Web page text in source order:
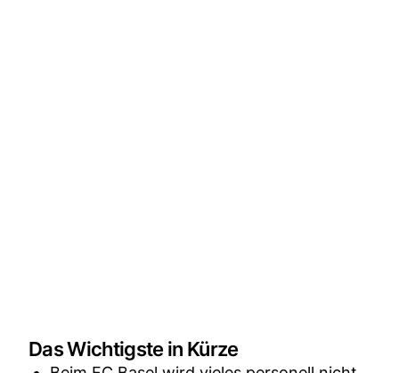
Das Wichtigste in Kürze